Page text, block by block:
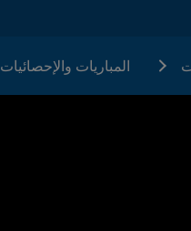
المباريات والإحصائيات